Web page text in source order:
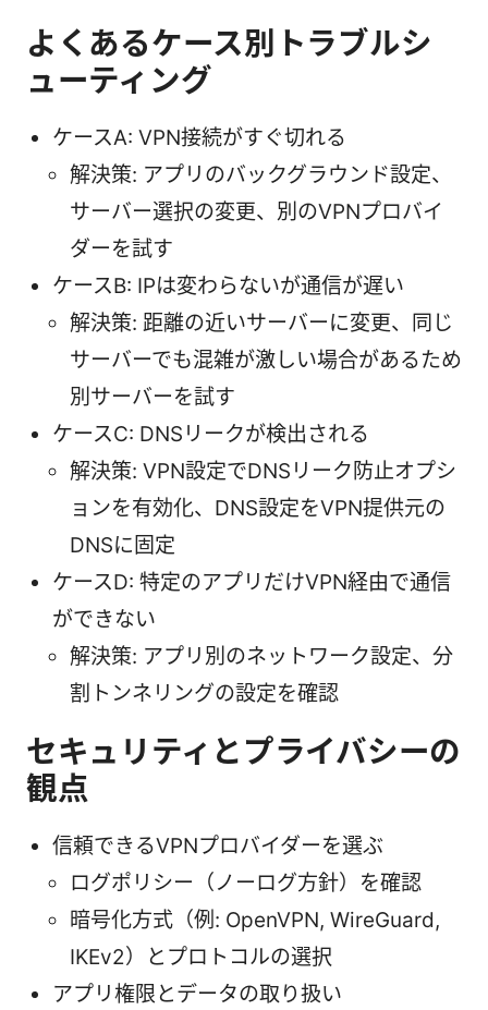
よくあるケース別トラブルシ
ューティング
ケースA: VPN接続がすぐ切れる
解決策: アプリのバックグラウンド設定、
サーバー選択の変更、別のVPNプロバイ
ダーを試す
ケースB: IPは変わらないが通信が遅い
解決策: 距離の近いサーバーに変更、同じ
サーバーでも混雑が激しい場合があるため
別サーバーを試す
ケースC: DNSリークが検出される
解決策: VPN設定でDNSリーク防止オプシ
ョンを有効化、DNS設定をVPN提供元の
DNSに固定
ケースD: 特定のアプリだけVPN経由で通信
ができない
解決策: アプリ別のネットワーク設定、分
割トンネリングの設定を確認
セキュリティとプライバシーの
観点
信頼できるVPNプロバイダーを選ぶ
ログポリシー（ノーログ方針）を確認
暗号化方式（例: OpenVPN, WireGuard,
IKEv2）とプロトコルの選択
アプリ権限とデータの取り扱い